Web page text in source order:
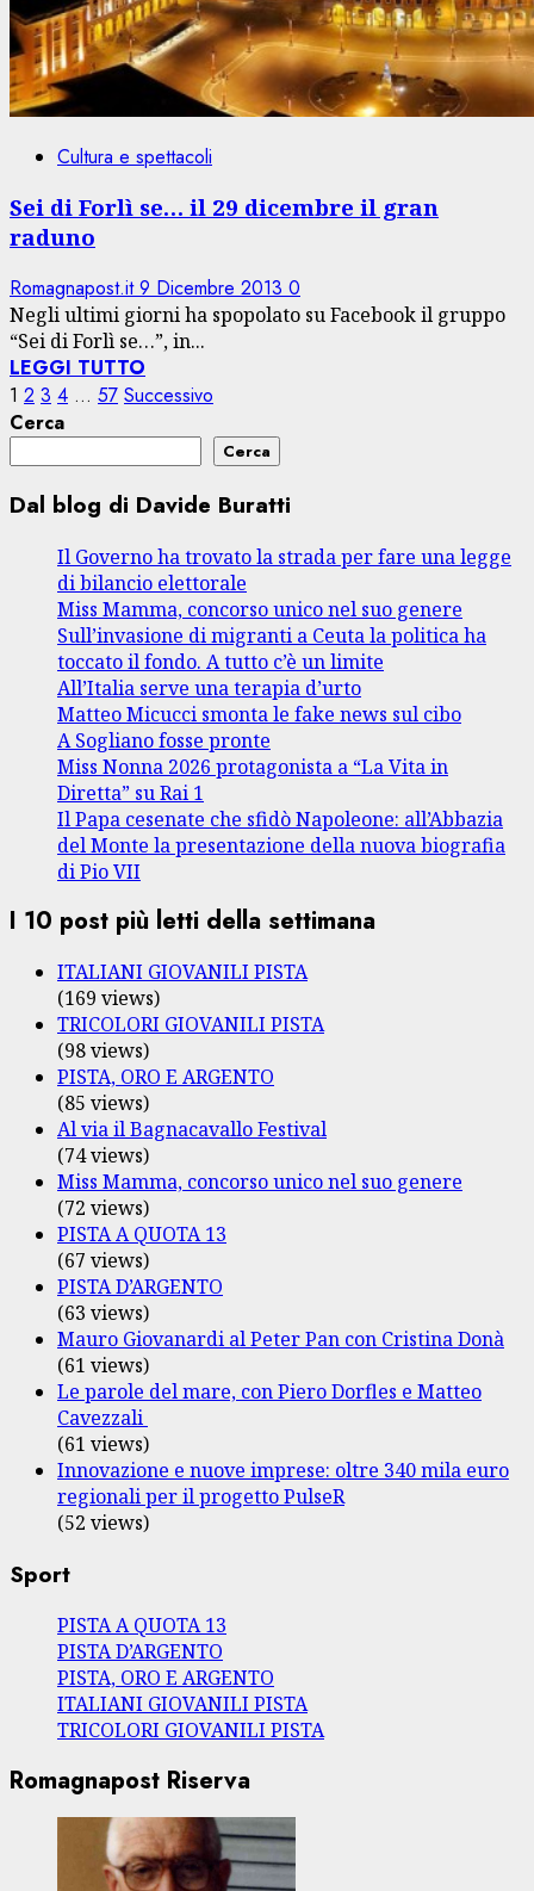
Cultura e spettacoli
Sei di Forlì se… il 29 dicembre il gran
raduno
Romagnapost.it9 Dicembre 2013 0
Negli ultimi giorni ha spopolato su Facebook il gruppo
“Sei di Forlì se…”, in...
LEGGI TUTTO
Paginazione
degli
articoli
1 2 3 4 … 57 Successivo
Cerca
Cerca
Dal blog di Davide Buratti
Il Governo ha trovato la strada per fare una legge
di bilancio elettorale
Miss Mamma, concorso unico nel suo genere
Sull’invasione di migranti a Ceuta la politica ha
toccato il fondo. A tutto c’è un limite
All’Italia serve una terapia d’urto
Matteo Micucci smonta le fake news sul cibo
A Sogliano fosse pronte
Miss Nonna 2026 protagonista a “La Vita in
Diretta” su Rai 1
Il Papa cesenate che sfidò Napoleone: all’Abbazia
del Monte la presentazione della nuova biografia
di Pio VII
I 10 post più letti della settimana
ITALIANI GIOVANILI PISTA
(169 views)
TRICOLORI GIOVANILI PISTA
(98 views)
PISTA, ORO E ARGENTO
(85 views)
Al via il Bagnacavallo Festival
(74 views)
Miss Mamma, concorso unico nel suo genere
(72 views)
PISTA A QUOTA 13
(67 views)
PISTA D’ARGENTO
(63 views)
Mauro Giovanardi al Peter Pan con Cristina Donà
(61 views)
Le parole del mare, con Piero Dorfles e Matteo
Cavezzali
(61 views)
Innovazione e nuove imprese: oltre 340 mila euro
regionali per il progetto PulseR
(52 views)
Sport
PISTA A QUOTA 13
PISTA D’ARGENTO
PISTA, ORO E ARGENTO
ITALIANI GIOVANILI PISTA
TRICOLORI GIOVANILI PISTA
Romagnapost Riserva